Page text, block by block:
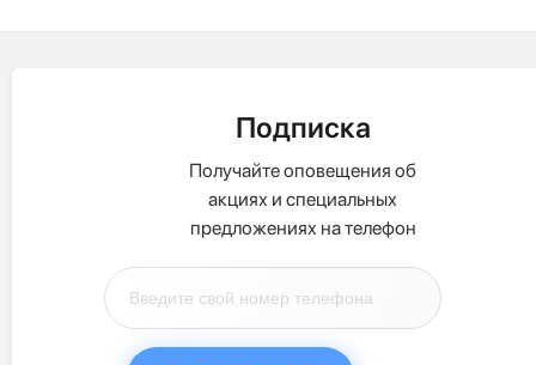
Подписка
Получайте оповещения об
акциях и специальных
предложениях на телефон